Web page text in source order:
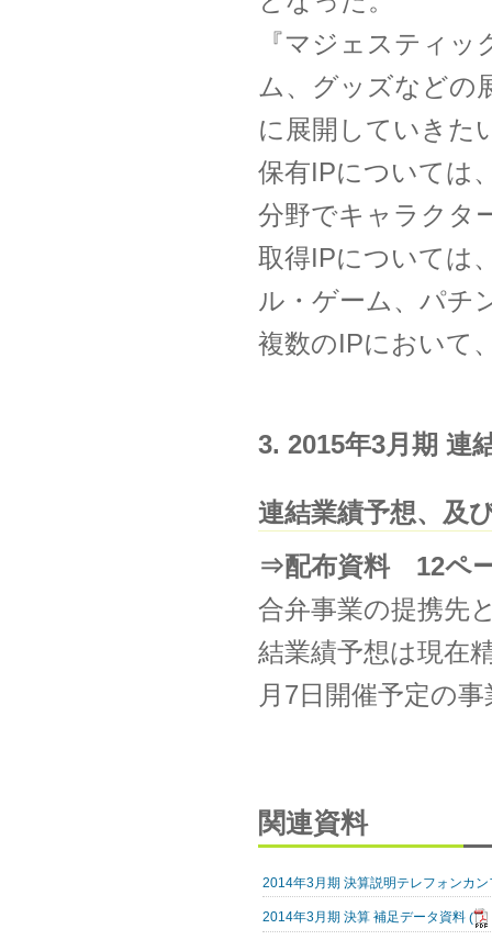
『マジェスティ
ム、グッズなどの
に展開していきた
保有IPについては
分野でキャラクタ
取得IPについては
ル・ゲーム、パチ
複数のIPにおいて
3. 2015年3月期 連
連結業績予想、及
⇒配布資料 12ペ
合弁事業の提携先
結業績予想は現在
月7日開催予定の
関連資料
2014年3月期 決算説明テレフォンカ
2014年3月期 決算 補足データ資料 (